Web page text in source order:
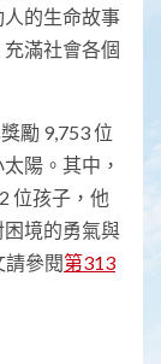
的生命故事
滿社會各個
勵 9,753 位
陽。其中，
位孩子，他
境的勇氣與
參閱第313